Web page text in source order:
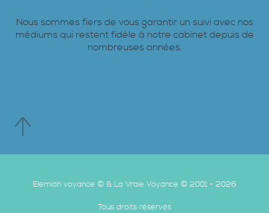
Nous sommes fiers de vous garantir un suivi avec nos
médiums qui restent fidèle à notre cabinet depuis de
nombreuses années.
Elemiah voyance © & La Vraie Voyance © 2001 - 2026
Tous droits réservés